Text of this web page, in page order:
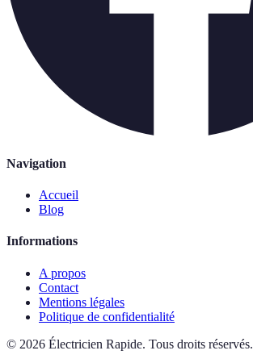
Navigation
Accueil
Blog
Informations
A propos
Contact
Mentions légales
Politique de confidentialité
© 2026 Électricien Rapide. Tous droits réservés.